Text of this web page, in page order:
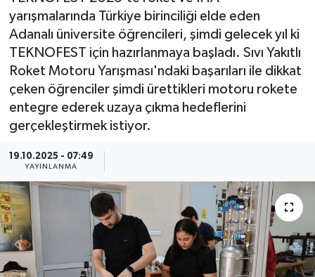
yarışmalarında Türkiye birinciliği elde eden
Adanalı üniversite öğrencileri, şimdi gelecek yıl ki
TEKNOFEST için hazırlanmaya başladı. Sıvı Yakıtlı
Roket Motoru Yarışması'ndaki başarıları ile dikkat
çeken öğrenciler şimdi ürettikleri motoru rokete
entegre ederek uzaya çıkma hedeflerini
gerçekleştirmek istiyor.
19.10.2025 - 07:49
YAYINLANMA
Genel
Görüntülü Haber
Güncel
Magazin
Resmi İlan
Sağlık & Yaşam
Son Dakika Haberleri
Haber Arşivi